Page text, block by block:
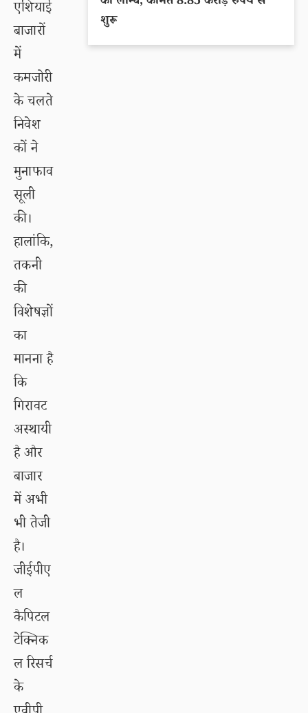
एशियाई
बाजारों
में
कमजोरी
के चलते
निवेश
कों ने
मुनाफाव
सूली
की।
हालांकि,
तकनी
की
विशेषज्ञों
का
मानना है
कि
गिरावट
अस्थायी
है और
बाजार
में अभी
भी तेजी
है।
जीईपीए
ल
कैपिटल
टेक्निक
ल रिसर्च
के
शुरू